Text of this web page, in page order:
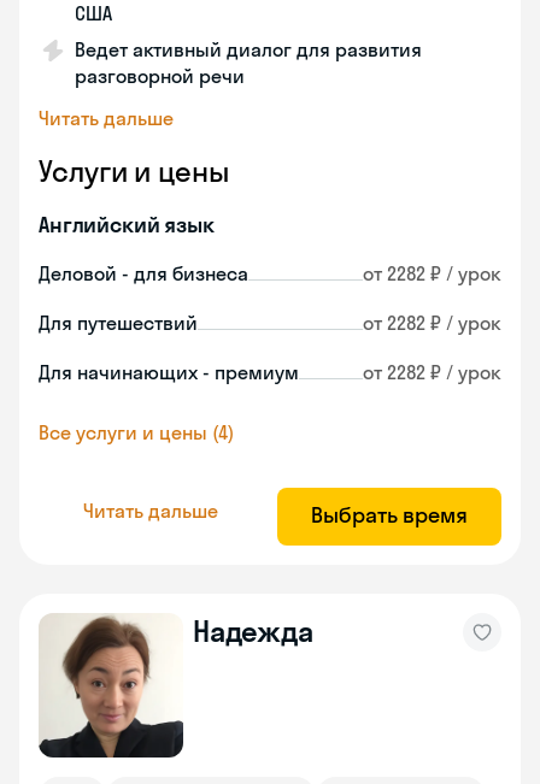
США
Ведет активный диалог для развития
разговорной речи
Читать дальше
Услуги и цены
Английский язык
Деловой - для бизнеса от 2282 ₽ / урок
Для путешествий от 2282 ₽ / урок
Для начинающих - премиум от 2282 ₽ / урок
Все услуги и цены (4)
Читать дальше Выбрать время
Надежда